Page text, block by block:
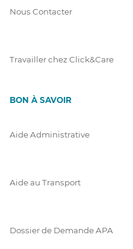
Nous Contacter
Travailler chez Click&Care
BON À SAVOIR
Aide Administrative
Aide au Transport
Dossier de Demande APA